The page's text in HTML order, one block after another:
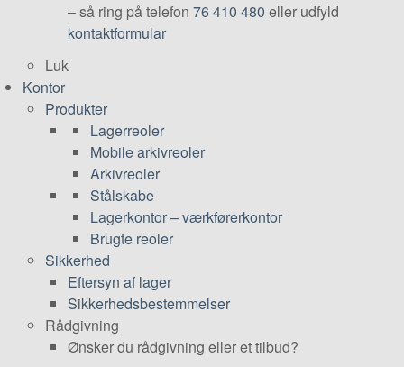
– så ring på telefon 76 410 480 eller udfyld
kontaktformular
Luk
Kontor
Produkter
Lagerreoler
Mobile arkivreoler
Arkivreoler
Stålskabe
Lagerkontor – værkførerkontor
Brugte reoler
Sikkerhed
Eftersyn af lager
Sikkerhedsbestemmelser
Rådgivning
Ønsker du rådgivning eller et tilbud?